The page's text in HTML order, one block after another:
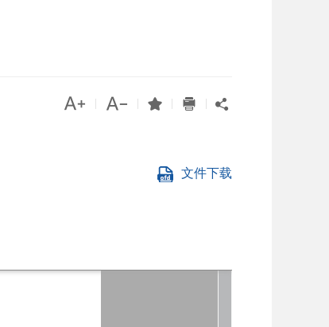
    
文件下载